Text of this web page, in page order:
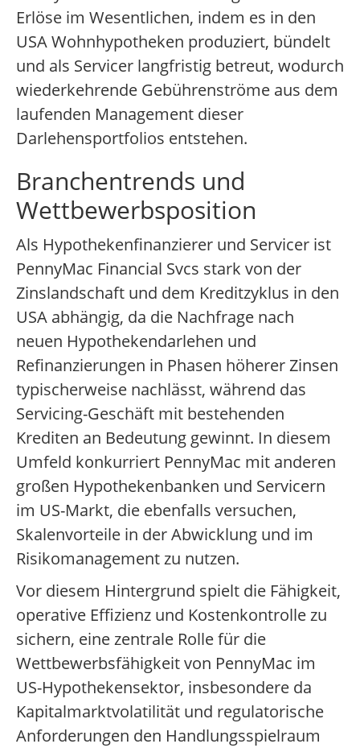
Erlöse im Wesentlichen, indem es in den
USA Wohnhypotheken produziert, bündelt
und als Servicer langfristig betreut, wodurch
wiederkehrende Gebührenströme aus dem
laufenden Management dieser
Darlehensportfolios entstehen.
Branchentrends und
Wettbewerbsposition
Als Hypothekenfinanzierer und Servicer ist
PennyMac Financial Svcs stark von der
Zinslandschaft und dem Kreditzyklus in den
USA abhängig, da die Nachfrage nach
neuen Hypothekendarlehen und
Refinanzierungen in Phasen höherer Zinsen
typischerweise nachlässt, während das
Servicing-Geschäft mit bestehenden
Krediten an Bedeutung gewinnt. In diesem
Umfeld konkurriert PennyMac mit anderen
großen Hypothekenbanken und Servicern
im US-Markt, die ebenfalls versuchen,
Skalenvorteile in der Abwicklung und im
Risikomanagement zu nutzen.
Vor diesem Hintergrund spielt die Fähigkeit,
operative Effizienz und Kostenkontrolle zu
sichern, eine zentrale Rolle für die
Wettbewerbsfähigkeit von PennyMac im
US-Hypothekensektor, insbesondere da
Kapitalmarktvolatilität und regulatorische
Anforderungen den Handlungsspielraum